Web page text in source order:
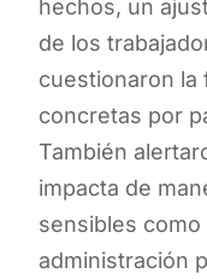
hechos, un
de los
cuestionaron la
concretas por
También
impacta de
sensibles
administración